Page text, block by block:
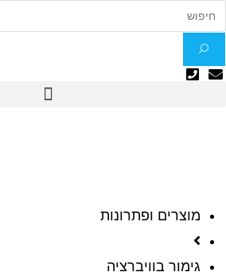
מוצרים ופתרונות
גימור בוויברציה